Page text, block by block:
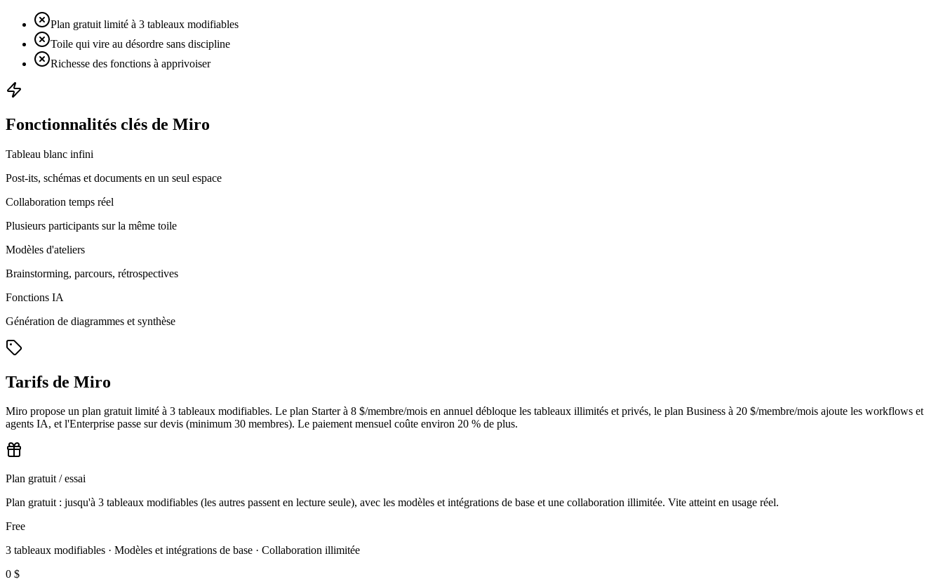
Plan gratuit limité à 3 tableaux modifiables
Toile qui vire au désordre sans discipline
Richesse des fonctions à apprivoiser
Fonctionnalités clés de Miro
Tableau blanc infini
Post-its, schémas et documents en un seul espace
Collaboration temps réel
Plusieurs participants sur la même toile
Modèles d'ateliers
Brainstorming, parcours, rétrospectives
Fonctions IA
Génération de diagrammes et synthèse
Tarifs de Miro
Miro propose un plan gratuit limité à 3 tableaux modifiables. Le plan Starter à 8 $/membre/mois en annuel débloque les tableaux illimités et privés, le plan Business à 20 $/membre/mois ajoute les workflows et
agents IA, et l'Enterprise passe sur devis (minimum 30 membres). Le paiement mensuel coûte environ 20 % de plus.
Plan gratuit / essai
Plan gratuit : jusqu'à 3 tableaux modifiables (les autres passent en lecture seule), avec les modèles et intégrations de base et une collaboration illimitée. Vite atteint en usage réel.
Free
3 tableaux modifiables · Modèles et intégrations de base · Collaboration illimitée
0 $